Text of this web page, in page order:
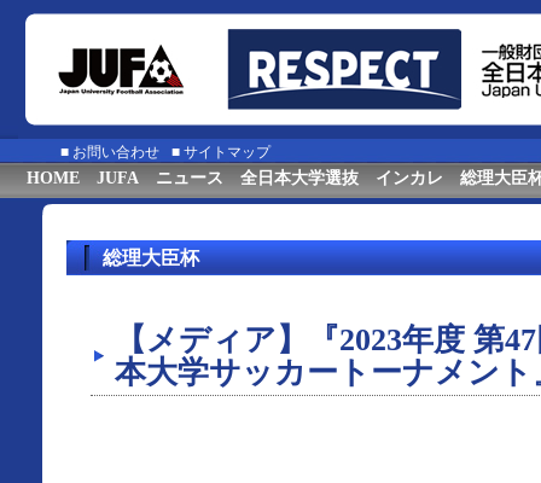
■ お問い合わせ ■ サイトマップ
HOME JUFA ニュース 全日本大学選抜 インカレ 総理大臣
総理大臣杯
【メディア】『2023年度 第
本大学サッカートーナメン